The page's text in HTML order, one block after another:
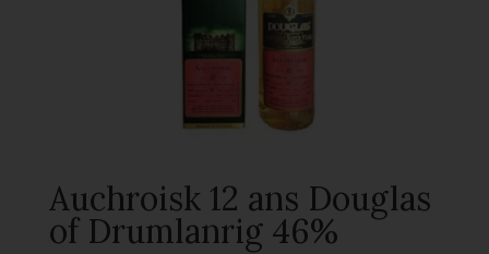
Auchroisk 12 ans Douglas
of Drumlanrig 46%